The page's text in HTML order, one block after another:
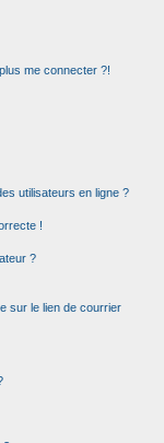
me connecter ?!
utilisateurs en ligne ?
!
?
sur le lien de courrier